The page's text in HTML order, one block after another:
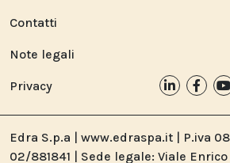
Contatti
Note legali
Privacy
Edra S.p.a | www.edraspa.it | P.iva
02/881841 | Sede legale: Viale